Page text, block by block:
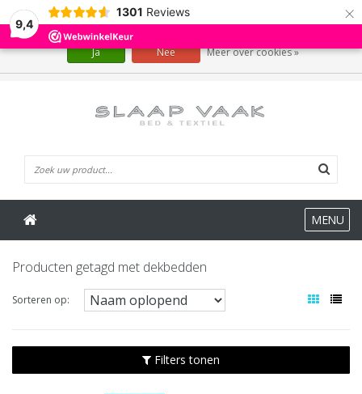
9,4
1301 Reviews ×
MENU
Producten getagd met dekbedden
Sorteren op:
Filters tonen
Wij slaan cookies op om onze website te verbeteren. Is dat akkoord?
Ja Nee Meer over cookies »